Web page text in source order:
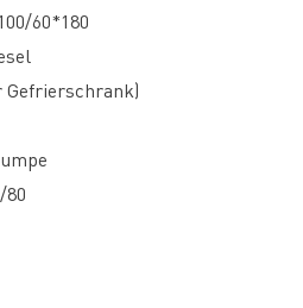
60*180
Gefrierschrank)
80